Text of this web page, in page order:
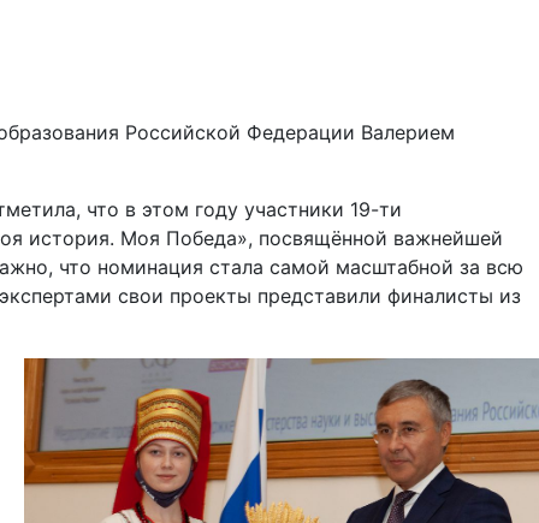
Российской Федерации Валерием
что в этом году участники 19-ти
история. Моя Победа», посвящённой важнейшей
что номинация стала самой масштабной за всю
свои проекты представили финалисты из